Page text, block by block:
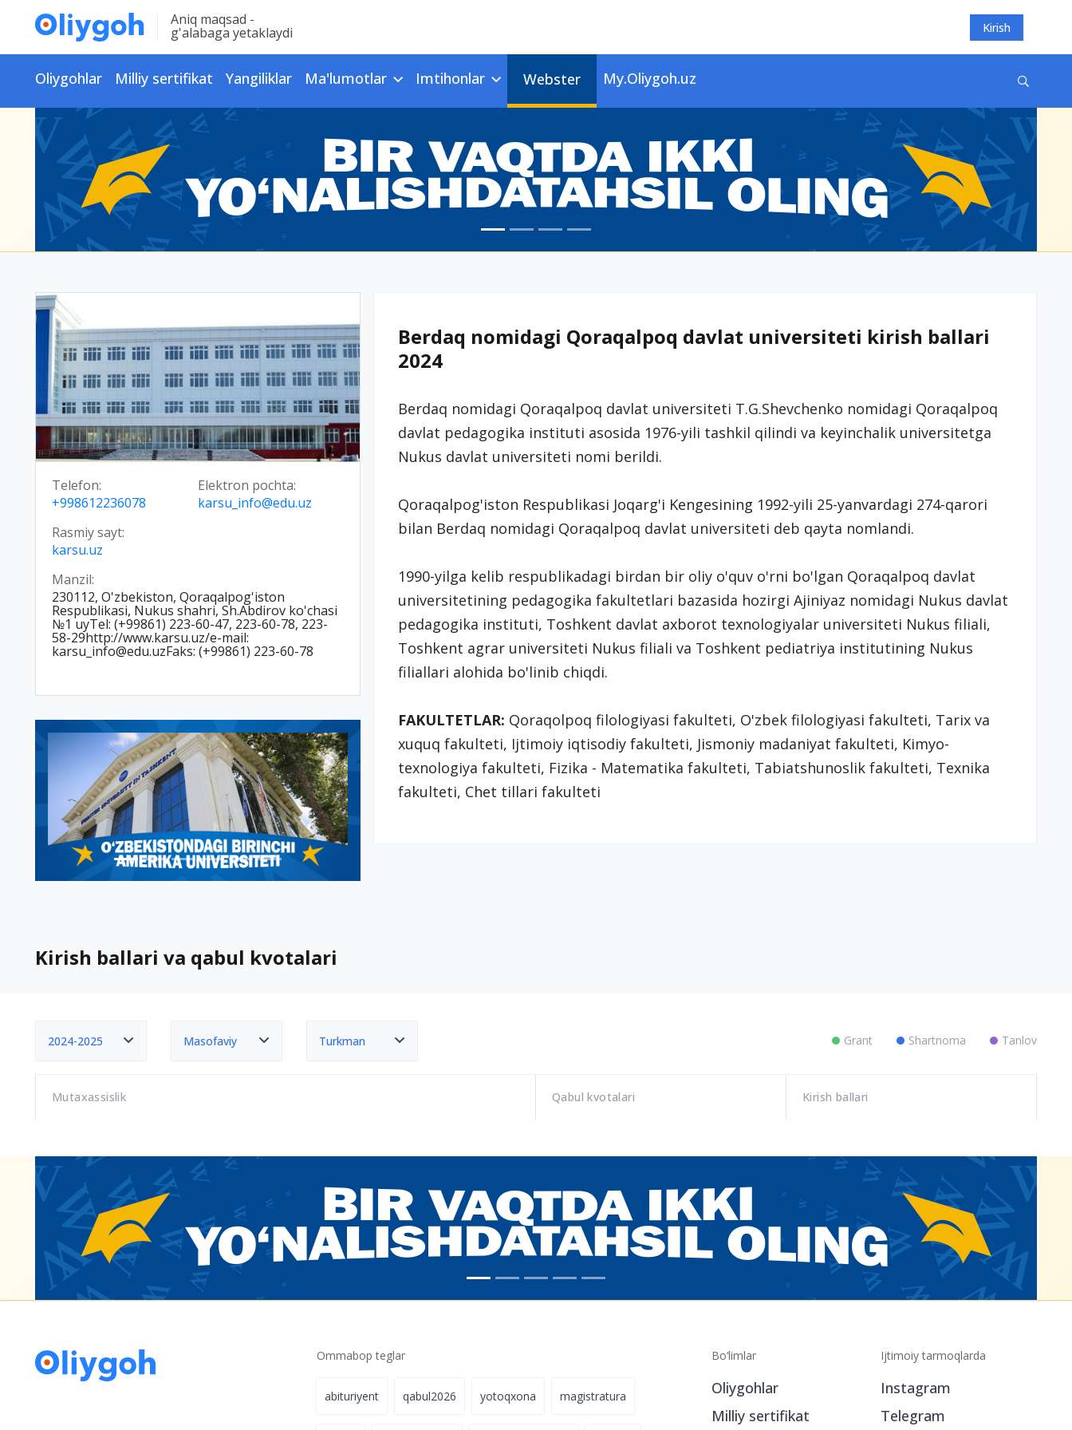
Aniq maqsad -
g'alabaga yetaklaydi Kirish
Oliygohlar Milliy sertifikat Yangiliklar Ma'lumotlar Imtihonlar Webster My.Oliygoh.uz
Telefon:
+998612236078
Elektron pochta:
karsu_info@edu.uz
Rasmiy sayt:
karsu.uz
Manzil:
230112, O'zbekiston, Qoraqalpog'iston
Respublikasi, Nukus shahri, Sh.Abdirov ko'chasi
№1 uyTel: (+99861) 223-60-47, 223-60-78, 223-
58-29http://www.karsu.uz/e-mail:
karsu_info@edu.uzFaks: (+99861) 223-60-78
Berdaq nomidagi Qoraqalpoq davlat universiteti kirish ballari
2024
Berdaq nomidagi Qoraqalpoq davlat universiteti T.G.Shevchenko nomidagi Qoraqalpoq
davlat pedagogika instituti asosida 1976-yili tashkil qilindi va keyinchalik universitetga
Nukus davlat universiteti nomi berildi.
Qoraqalpog'iston Respublikasi Joqarg'i Kengesining 1992-yili 25-yanvardagi 274-qarori
bilan Berdaq nomidagi Qoraqalpoq davlat universiteti deb qayta nomlandi.
1990-yilga kelib respublikadagi birdan bir oliy o'quv o'rni bo'lgan Qoraqalpoq davlat
universitetining pedagogika fakultetlari bazasida hozirgi Ajiniyaz nomidagi Nukus davlat
pedagogika instituti, Toshkent davlat axborot texnologiyalar universiteti Nukus filiali,
Toshkent agrar universiteti Nukus filiali va Toshkent pediatriya institutining Nukus
filiallari alohida bo'linib chiqdi.
FAKULTETLAR: Qoraqolpoq filologiyasi fakulteti, O'zbek filologiyasi fakulteti, Tarix va
xuquq fakulteti, Ijtimoiy iqtisodiy fakulteti, Jismoniy madaniyat fakulteti, Kimyo-
texnologiya fakulteti, Fizika - Matematika fakulteti, Tabiatshunoslik fakulteti, Texnika
fakulteti, Chet tillari fakulteti
Kirish ballari va qabul kvotalari
2024-2025 Masofaviy Turkman Grant Shartnoma Tanlov
Mutaxassislik Qabul kvotalari Kirish ballari
Ommabop teglar
abituriyent qabul2026 yotoqxona magistratura
Bo‘limlar
Oliygohlar
Milliy sertifikat
Ijtimoiy tarmoqlarda
Instagram
Telegram